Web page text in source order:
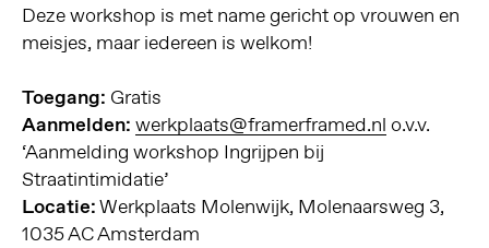
Deze workshop is met name gericht op vrouwen en
meisjes, maar iedereen is welkom!
Toegang: Gratis
Aanmelden: werkplaats@framerframed.nl o.v.v.
‘Aanmelding workshop Ingrijpen bij
Straatintimidatie’
Locatie:Werkplaats Molenwijk, Molenaarsweg 3,
1035 AC Amsterdam